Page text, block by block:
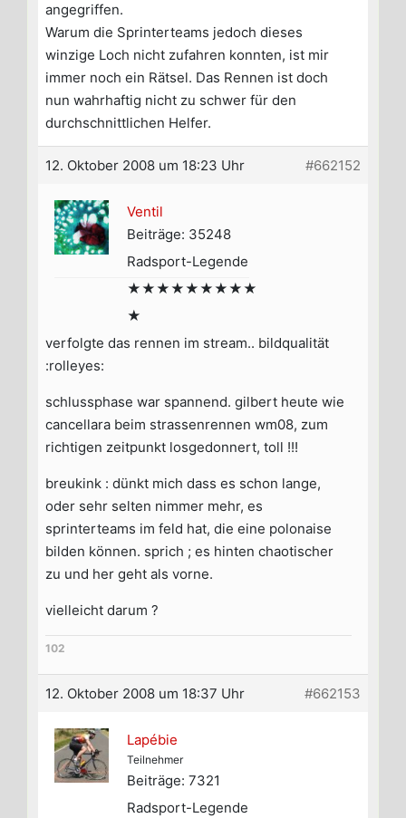
angegriffen.
Warum die Sprinterteams jedoch dieses
winzige Loch nicht zufahren konnten, ist mir
immer noch ein Rätsel. Das Rennen ist doch
nun wahrhaftig nicht zu schwer für den
durchschnittlichen Helfer.
12. Oktober 2008 um 18:23 Uhr #662152
Ventil
Beiträge: 35248
Radsport-Legende
★★★★★★★★★
★
verfolgte das rennen im stream.. bildqualität
:rolleyes:
schlussphase war spannend. gilbert heute wie
cancellara beim strassenrennen wm08, zum
richtigen zeitpunkt losgedonnert, toll !!!
breukink : dünkt mich dass es schon lange,
oder sehr selten nimmer mehr, es
sprinterteams im feld hat, die eine polonaise
bilden können. sprich ; es hinten chaotischer
zu und her geht als vorne.
vielleicht darum ?
102
12. Oktober 2008 um 18:37 Uhr #662153
Lapébie
Teilnehmer
Beiträge: 7321
Radsport-Legende